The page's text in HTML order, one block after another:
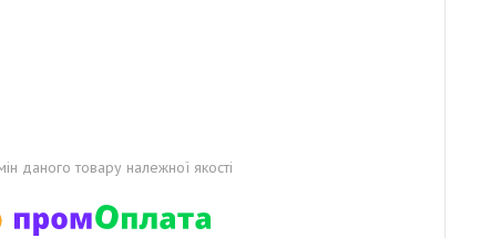
даного товару належної якості